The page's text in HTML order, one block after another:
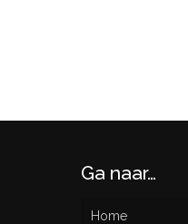
Ga naar…
Home